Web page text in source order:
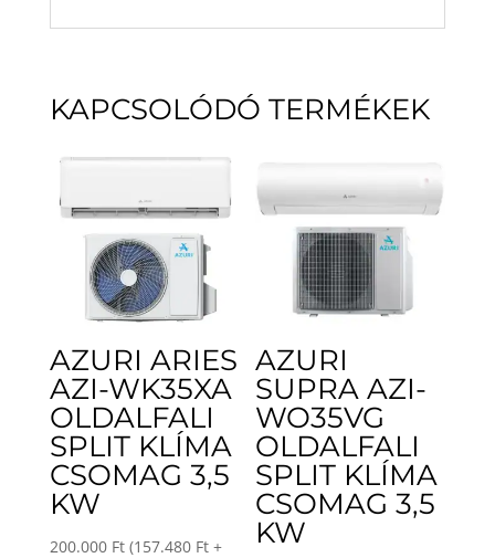
KAPCSOLÓDÓ TERMÉKEK
AZURI ARIES
AZI-WK35XA
OLDALFALI
SPLIT KLÍMA
CSOMAG 3,5
KW
200.000 Ft (157.480 Ft+
AZURI
SUPRA AZI-
WO35VG
OLDALFALI
SPLIT KLÍMA
CSOMAG 3,5
KW